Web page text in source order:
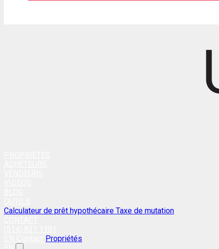
Calculateur de prêt hypothécaire Taxe de mutation
Propriétés